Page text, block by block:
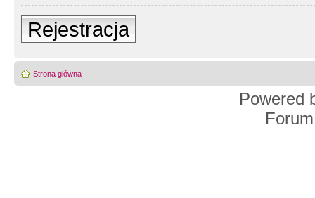
Rejestracja
Strona główna
Powered